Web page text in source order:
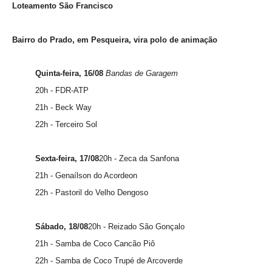
Loteamento São Francisco
Bairro do Prado, em Pesqueira, vira polo de animação
Quinta-feira, 16/08 Bandas de Garagem
20h - FDR-ATP
21h - Beck Way
22h - Terceiro Sol
Sexta-feira, 17/0820h - Zeca da Sanfona
21h - Genaílson do Acordeon
22h - Pastoril do Velho Dengoso
Sábado, 18/0820h - Reizado São Gonçalo
21h - Samba de Coco Cancão Piô
22h - Samba de Coco Trupé de Arcoverde